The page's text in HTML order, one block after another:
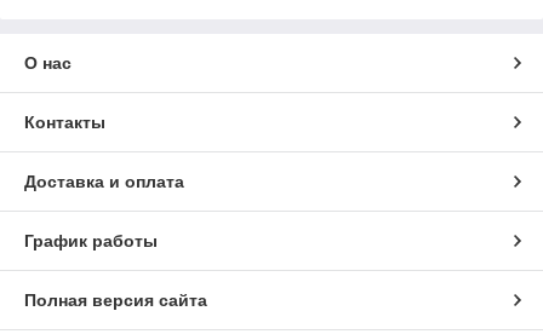
О нас
Контакты
Доставка и оплата
График работы
Полная версия сайта